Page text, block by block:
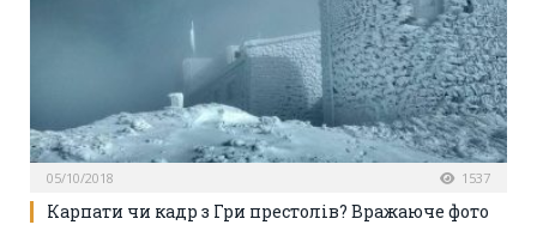
05/10/2018 1537
Карпати чи кадр з Гри престолів? Вражаюче фото